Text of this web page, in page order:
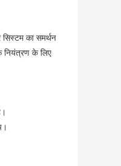
का समर्थन
नियंत्रण के लिए